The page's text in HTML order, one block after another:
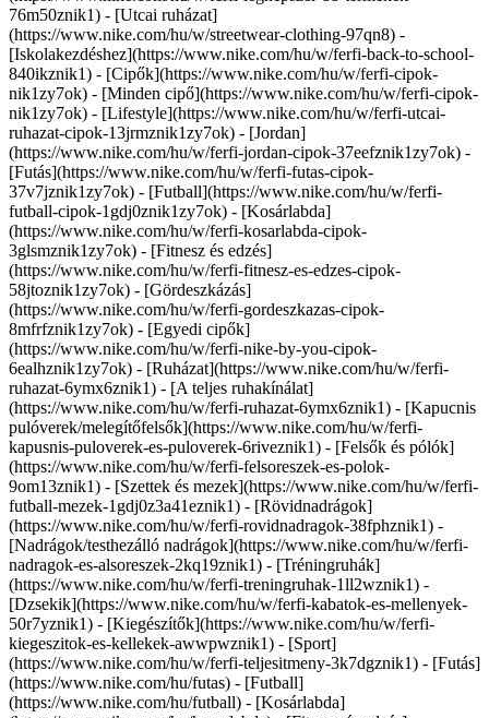
76m50znik1) - [Utcai ruházat]
(https://www.nike.com/hu/w/streetwear-clothing-97qn8) -
[Iskolakezdéshez](https://www.nike.com/hu/w/ferfi-back-to-school-
840ikznik1) - [Cipők](https://www.nike.com/hu/w/ferfi-cipok-
nik1zy7ok) - [Minden cipő](https://www.nike.com/hu/w/ferfi-cipok-
nik1zy7ok) - [Lifestyle](https://www.nike.com/hu/w/ferfi-utcai-
ruhazat-cipok-13jrmznik1zy7ok) - [Jordan]
(https://www.nike.com/hu/w/ferfi-jordan-cipok-37eefznik1zy7ok) -
[Futás](https://www.nike.com/hu/w/ferfi-futas-cipok-
37v7jznik1zy7ok) - [Futball](https://www.nike.com/hu/w/ferfi-
futball-cipok-1gdj0znik1zy7ok) - [Kosárlabda]
(https://www.nike.com/hu/w/ferfi-kosarlabda-cipok-
3glsmznik1zy7ok) - [Fitnesz és edzés]
(https://www.nike.com/hu/w/ferfi-fitnesz-es-edzes-cipok-
58jtoznik1zy7ok) - [Gördeszkázás]
(https://www.nike.com/hu/w/ferfi-gordeszkazas-cipok-
8mfrfznik1zy7ok) - [Egyedi cipők]
(https://www.nike.com/hu/w/ferfi-nike-by-you-cipok-
6ealhznik1zy7ok) - [Ruházat](https://www.nike.com/hu/w/ferfi-
ruhazat-6ymx6znik1) - [A teljes ruhakínálat]
(https://www.nike.com/hu/w/ferfi-ruhazat-6ymx6znik1) - [Kapucnis
pulóverek/melegítőfelsők](https://www.nike.com/hu/w/ferfi-
kapusnis-puloverek-es-puloverek-6riveznik1) - [Felsők és pólók]
(https://www.nike.com/hu/w/ferfi-felsoreszek-es-polok-
9om13znik1) - [Szettek és mezek](https://www.nike.com/hu/w/ferfi-
futball-mezek-1gdj0z3a41eznik1) - [Rövidnadrágok]
(https://www.nike.com/hu/w/ferfi-rovidnadragok-38fphznik1) -
[Nadrágok/testhezálló nadrágok](https://www.nike.com/hu/w/ferfi-
nadragok-es-alsoreszek-2kq19znik1) - [Tréningruhák]
(https://www.nike.com/hu/w/ferfi-treningruhak-1ll2wznik1) -
[Dzsekik](https://www.nike.com/hu/w/ferfi-kabatok-es-mellenyek-
50r7yznik1) - [Kiegészítők](https://www.nike.com/hu/w/ferfi-
kiegeszitok-es-kellekek-awwpwznik1) - [Sport]
(https://www.nike.com/hu/w/ferfi-teljesitmeny-3k7dgznik1) - [Futás]
(https://www.nike.com/hu/futas) - [Futball]
(https://www.nike.com/hu/futball) - [Kosárlabda]